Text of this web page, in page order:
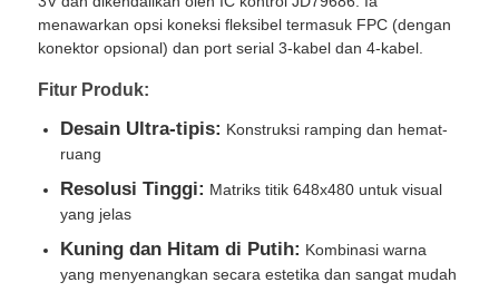
Produk
Video
menawarkan opsi koneksi fleksibel termasuk FPC (dengan
konektor opsional) dan port serial 3-kabel dan 4-kabel.
Fitur Produk:
Desain Ultra-tipis: Konstruksi ramping dan hemat-
ruang
Resolusi Tinggi: Matriks titik 648x480 untuk visual
yang jelas
Kuning dan Hitam di Putih: Kombinasi warna
yang menyenangkan secara estetika dan sangat mudah